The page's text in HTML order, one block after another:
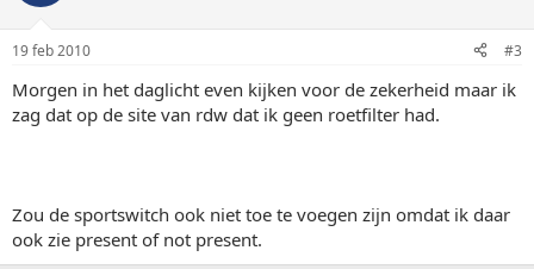
19 feb 2010 #3
Morgen in het daglicht even kijken voor de zekerheid maar ik
zag dat op de site van rdw dat ik geen roetfilter had.
Zou de sportswitch ook niet toe te voegen zijn omdat ik daar
ook zie present of not present.